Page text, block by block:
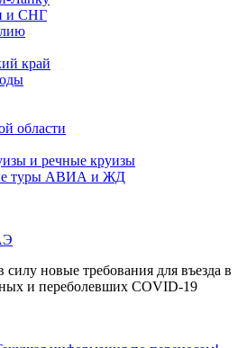
и СНГ
край
области
и речные круизы
туры АВИА и ЖД
новые требования для въезда в
и переболевших COVID-19